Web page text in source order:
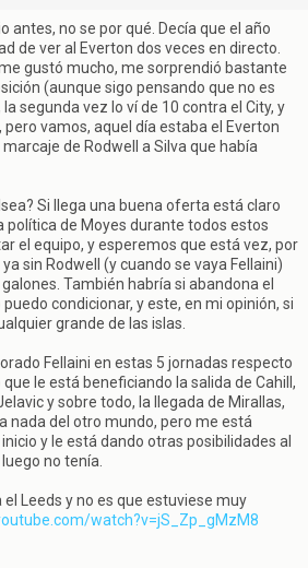
antes, no se por qué. Decía que el año
de ver al Everton dos veces en directo.
gustó mucho, me sorprendió bastante
(aunque sigo pensando que no es
segunda vez lo ví de 10 contra el City, y
vamos, aquel día estaba el Everton
de Rodwell a Silva que había
Si llega una buena oferta está claro
política de Moyes durante todos estos
el equipo, y esperemos que está vez, por
sin Rodwell (y cuando se vaya Fellaini)
También habría si abandona el
condicionar, y este, en mi opinión, si
grande de las islas.
Fellaini en estas 5 jornadas respecto
le está beneficiando la salida de Cahill,
y sobre todo, la llegada de Mirallas,
nada del otro mundo, pero me está
y le está dando otras posibilidades al
no tenía.
el Leeds y no es que estuviese muy
watch?v=jS_Zp_gMzM8